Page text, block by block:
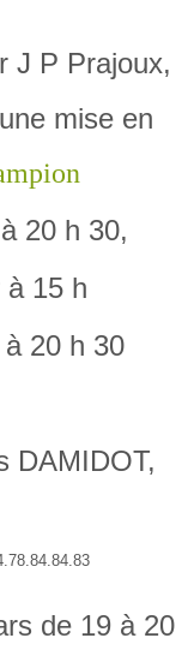
J P Prajoux,
mise en
20 h 30,
à 15 h
20 h 30
DAMIDOT,
de 19 à 20